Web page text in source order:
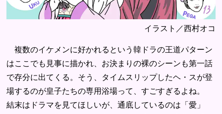
イラスト／西村オコ
複数のイケメンに好かれるという韓ドラの王道パターン
はここでも見事に描かれ、お決まりの裸のシーンも第一話
で存分に出てくる。そう、タイムスリップしたヘ・スが登
場するのが皇子たちの専用浴場って、すごすぎるよね。
結末はドラマを見てほしいが、通底しているのは「愛」